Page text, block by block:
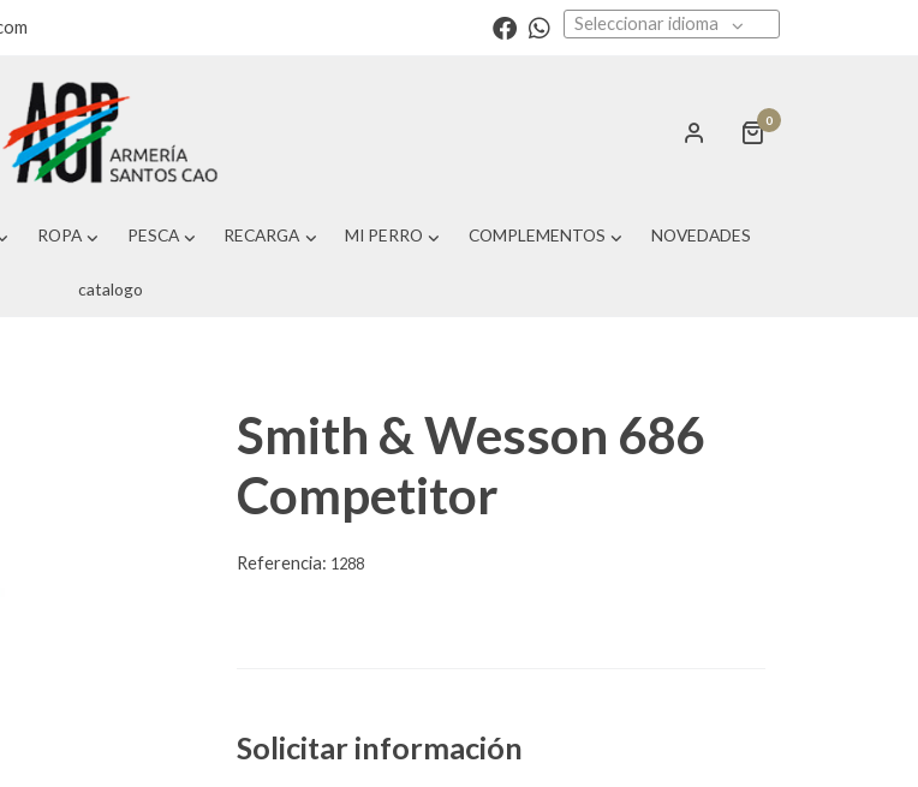
Seleccionar idioma
0
ROPA PESCA RECARGA MI PERRO COMPLEMENTOS NOVEDADES
catalogo
Smith & Wesson 686
Competitor
Referencia: 1288
Solicitar información